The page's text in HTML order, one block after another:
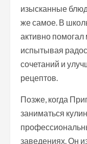
изысканные
же самое. В
активно помогал
испытывая
сочетаний и
рецептов.
Позже, когда
заниматься
заведениях. Он